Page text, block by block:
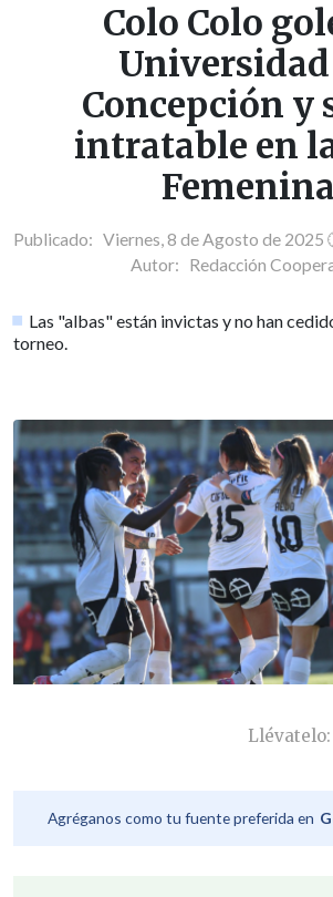
Colo Colo
Universidad
Concepción y
intratable en
Femenina
Publicado: Viernes, 8 de Agosto de 2025
Autor: Redacción
Las "albas" están invictas y no han
torneo.
Llévatelo:
Agréganos como tu fuente preferida en